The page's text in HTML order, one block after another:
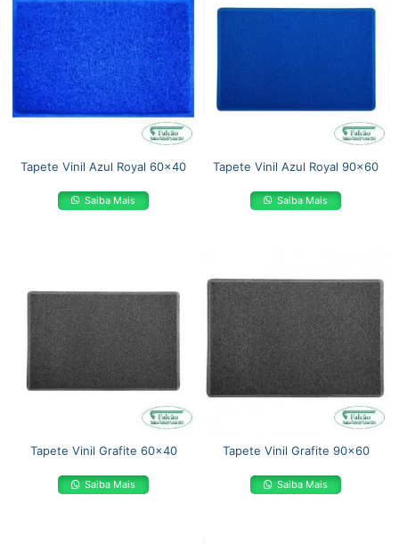
Tapete Vinil Azul Royal 60×40
Saiba Mais
Tapete Vinil Azul Royal 90×60
Saiba Mais
Tapete Vinil Grafite 60×40
Saiba Mais
Tapete Vinil Grafite 90×60
Saiba Mais